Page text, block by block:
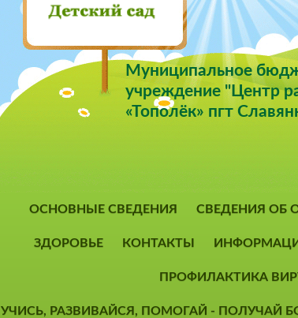
Муниципальное
учреждение "Центр
«Тополёк» пгт
ОСНОВНЫЕ СВЕДЕНИЯ СВЕДЕНИЯ ОБ
ЗДОРОВЬЕ КОНТАКТЫ
ПРОФИЛАКТИКА
УЧИСЬ, РАЗВИВАЙСЯ, ПОМОГАЙ -